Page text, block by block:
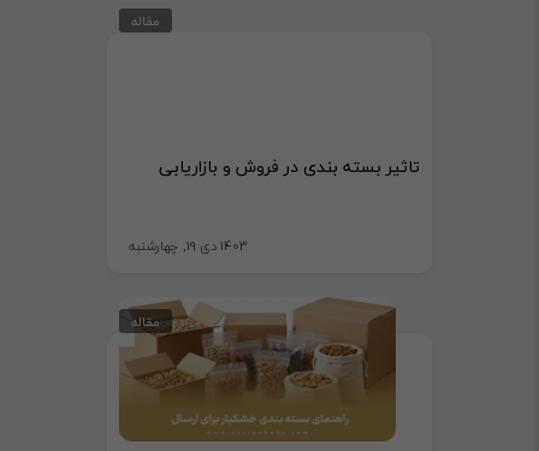
مقاله
تاثیر بسته بندی در فروش و بازاریابی
1403 دی 19, چهارشنبه
مقاله